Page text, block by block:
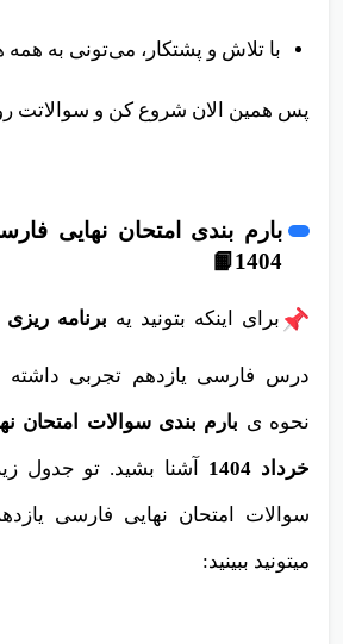
با تلاش و پشتکار، می‌تونی به
پس همین الان شروع کن و سوالاتت
بارم بندی امتحان نهایی
1404📙
برای اینکه بتونید یه برنامه
درس فارسی یازدهم تجربی داشته
نحوه ی بارم بندی سوالات امتحان
خرداد 1404 آشنا بشید. تو جدول
میتونید ببینید: